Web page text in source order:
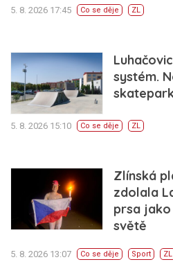
5. 8. 2026 17:45 Co se děje ZL
systém.
5. 8. 2026 15:10 Co se děje ZL
Zlínská
zdolala
prsa jako
světě
5. 8. 2026 13:07 Co se děje Sport ZL